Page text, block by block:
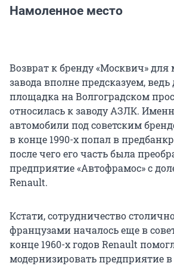
Намоленное место
Возврат к бренду «Москвич» для
завода вполне предсказуем, ведь
площадка на Волгоградском
относилась к заводу АЗЛК.
автомобили под советским
в конце 1990-х попал в
после чего его часть была
предприятие «Автофрамос» с
Renault.
Кстати, сотрудничество
французами началось еще в
конце 1960-х годов Renault
модернизировать предприятие в